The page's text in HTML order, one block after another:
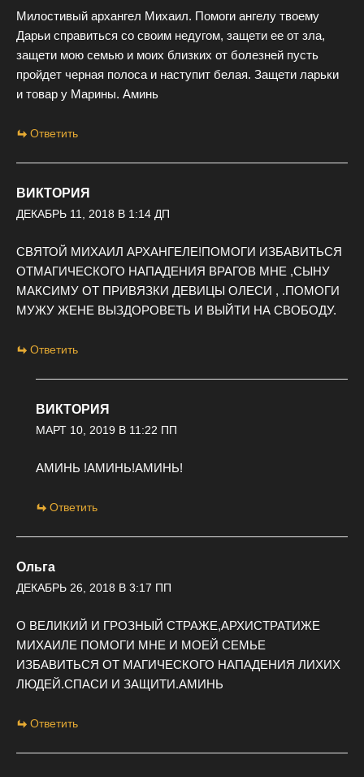
Милостивый архангел Михаил. Помоги ангелу твоему
Дарьи справиться со своим недугом, защети ее от зла,
защети мою семью и моих близких от болезней пусть
пройдет черная полоса и наступит белая. Защети ларьки
и товар у Марины. Аминь
Ответить
ВИКТОРИЯ
ДЕКАБРЬ 11, 2018 В 1:14 ДП
СВЯТОЙ МИХАИЛ АРХАНГЕЛЕ!ПОМОГИ ИЗБАВИТЬСЯ
ОТМАГИЧЕСКОГО НАПАДЕНИЯ ВРАГОВ МНЕ ,СЫНУ
МАКСИМУ ОТ ПРИВЯЗКИ ДЕВИЦЫ ОЛЕСИ , .ПОМОГИ
МУЖУ ЖЕНЕ ВЫЗДОРОВЕТЬ И ВЫЙТИ НА СВОБОДУ.
Ответить
ВИКТОРИЯ
МАРТ 10, 2019 В 11:22 ПП
АМИНЬ !АМИНЬ!АМИНЬ!
Ответить
Ольга
ДЕКАБРЬ 26, 2018 В 3:17 ПП
О ВЕЛИКИЙ И ГРОЗНЫЙ СТРАЖЕ,АРХИСТРАТИЖЕ
МИХАИЛЕ ПОМОГИ МНЕ И МОЕЙ СЕМЬЕ
ИЗБАВИТЬСЯ ОТ МАГИЧЕСКОГО НАПАДЕНИЯ ЛИХИХ
ЛЮДЕЙ.СПАСИ И ЗАЩИТИ.АМИНЬ
Ответить